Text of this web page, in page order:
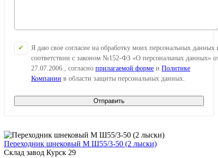
Я даю свое согласие на обработку моих персональных данных
соответствии с законом №152-ФЗ «О персональных данных»
27.07.2006., согласно прилагаемой форме и Политике
Компании в области защиты персональных данных.
Отправить
Переходник шнековый М Ш55/3-50 (2 лыски)
Склад завод Курск 29